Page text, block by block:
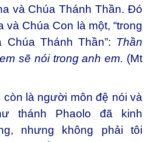
và Chúa Thánh Thần. Đó
và Chúa Con là một, “trong
Thánh Thần”: Thần
sẽ nói trong anh em. (Mt
là người môn đệ nói và
thánh Phaolo đã kinh
nhưng không phải tôi